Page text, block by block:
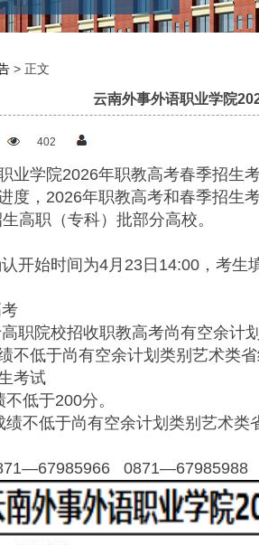
> 正文
云南外事外语职业学院
402
学院2026年职教高考春季招生
，2026年职教高考和春季招生
高职（专科）批部分高校。
始时间为4月23日14:00，考生
院校招收职教高考尚有空余计
低于尚有空余计划类别艺术类
考试
低于200分。
低于尚有空余计划类别艺术类
0871—67985988